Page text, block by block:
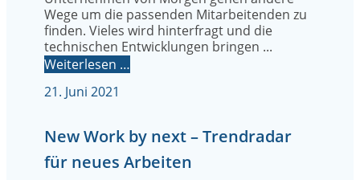
Wege um die passenden Mitarbeitenden zu
finden. Vieles wird hinterfragt und die
technischen Entwicklungen bringen ...
Weiterlesen …
21. Juni 2021
New Work by next – Trendradar
für neues Arbeiten